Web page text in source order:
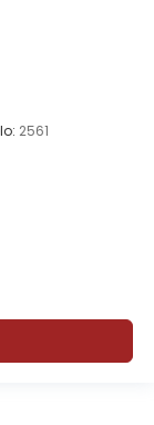
2561